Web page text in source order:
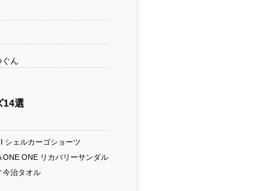
ん
14選
シェルカーゴショーツ
ONE ONE リカバリーサンダル
今治タオル